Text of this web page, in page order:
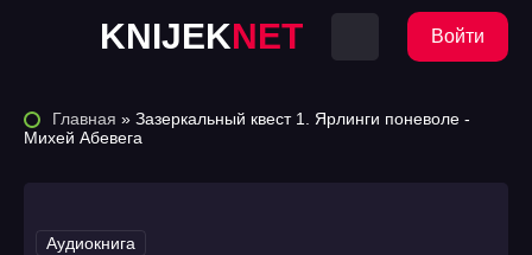
KNIJEKNET Войти
Главная » Зазеркальный квест 1. Ярлинги поневоле -
Михей Абевега
Аудиокнига